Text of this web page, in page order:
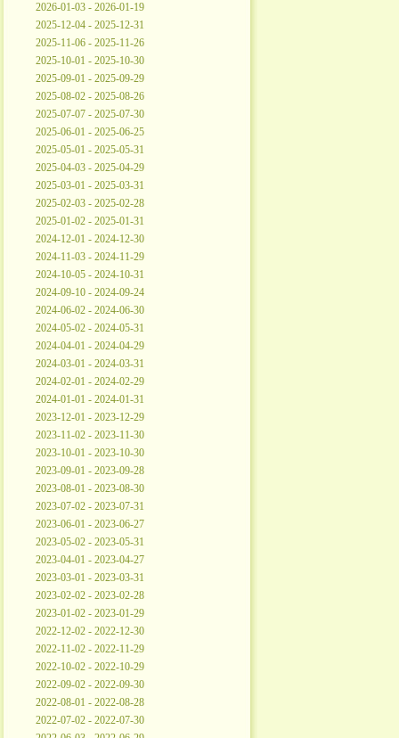
2026-01-03 - 2026-01-19
2025-12-04 - 2025-12-31
2025-11-06 - 2025-11-26
2025-10-01 - 2025-10-30
2025-09-01 - 2025-09-29
2025-08-02 - 2025-08-26
2025-07-07 - 2025-07-30
2025-06-01 - 2025-06-25
2025-05-01 - 2025-05-31
2025-04-03 - 2025-04-29
2025-03-01 - 2025-03-31
2025-02-03 - 2025-02-28
2025-01-02 - 2025-01-31
2024-12-01 - 2024-12-30
2024-11-03 - 2024-11-29
2024-10-05 - 2024-10-31
2024-09-10 - 2024-09-24
2024-06-02 - 2024-06-30
2024-05-02 - 2024-05-31
2024-04-01 - 2024-04-29
2024-03-01 - 2024-03-31
2024-02-01 - 2024-02-29
2024-01-01 - 2024-01-31
2023-12-01 - 2023-12-29
2023-11-02 - 2023-11-30
2023-10-01 - 2023-10-30
2023-09-01 - 2023-09-28
2023-08-01 - 2023-08-30
2023-07-02 - 2023-07-31
2023-06-01 - 2023-06-27
2023-05-02 - 2023-05-31
2023-04-01 - 2023-04-27
2023-03-01 - 2023-03-31
2023-02-02 - 2023-02-28
2023-01-02 - 2023-01-29
2022-12-02 - 2022-12-30
2022-11-02 - 2022-11-29
2022-10-02 - 2022-10-29
2022-09-02 - 2022-09-30
2022-08-01 - 2022-08-28
2022-07-02 - 2022-07-30